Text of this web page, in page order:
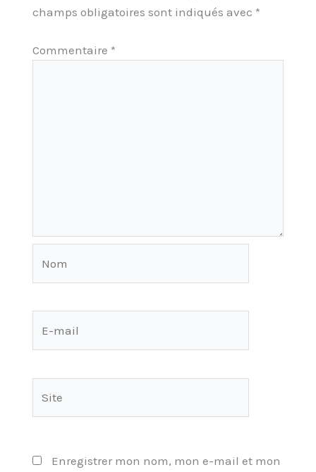
champs obligatoires sont indiqués avec *
Commentaire *
Enregistrer mon nom, mon e-mail et mon